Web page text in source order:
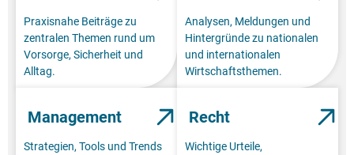
Praxisnahe Beiträge zu
zentralen Themen rund um
Vorsorge, Sicherheit und
Alltag.
Analysen, Meldungen und
Hintergründe zu nationalen
und internationalen
Wirtschaftsthemen.
Management
Strategien, Tools und Trends
Recht
Wichtige Urteile,